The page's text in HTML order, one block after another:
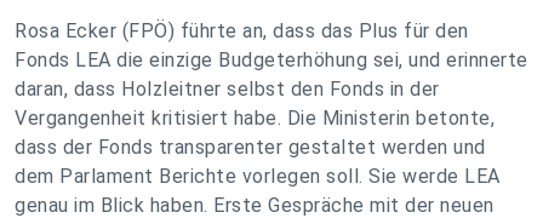
Rosa Ecker (FPÖ) führte an, dass das Plus für den
Fonds LEA die einzige Budgeterhöhung sei, und erinnerte
daran, dass Holzleitner selbst den Fonds in der
Vergangenheit kritisiert habe. Die Ministerin betonte,
dass der Fonds transparenter gestaltet werden und
dem Parlament Berichte vorlegen soll. Sie werde LEA
genau im Blick haben. Erste Gespräche mit der neuen